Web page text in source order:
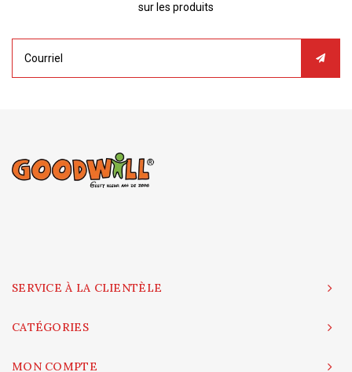
sur les produits
SERVICE À LA CLIENTÈLE
CATÉGORIES
MON COMPTE